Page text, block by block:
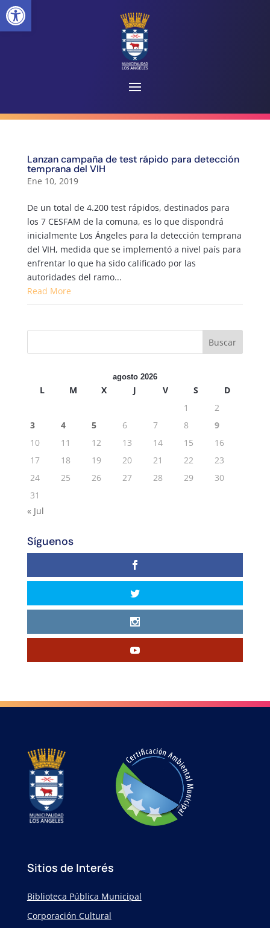
Lanzan campaña de test rápido para detección
temprana del VIH
Ene 10, 2019
De un total de 4.200 test rápidos, destinados para
los 7 CESFAM de la comuna, es lo que dispondrá
inicialmente Los Ángeles para la detección temprana
del VIH, medida que se implementó a nivel país para
enfrentar lo que ha sido calificado por las
autoridades del ramo...
Read More
agosto 2026
L M X J V S
D
1
2
3
4 5 6 7 8
9
10
11 12 13 14 15
16
17
18 19 20 21 22
23
24
25 26 27 28 29
30
31
« Jul
Síguenos
Sitios de Interés
Biblioteca Pública Municipal
Corporación Cultural